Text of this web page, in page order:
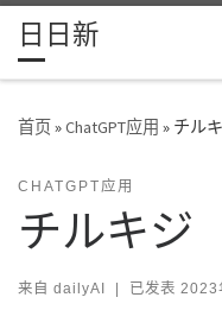
Skip to content
日日新
首页»ChatGPT应用 » チル
CHATGPT应用
チルキジ
来自 dailyAI | 已发表 2023